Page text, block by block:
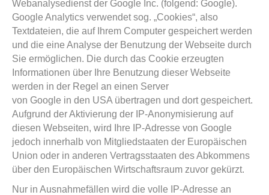
Webanalysedienst der Google Inc. (folgend: Google).
Google Analytics verwendet sog. „Cookies“, also
Textdateien, die auf Ihrem Computer gespeichert werden
und die eine Analyse der Benutzung der Webseite durch
Sie ermöglichen. Die durch das Cookie erzeugten
Informationen über Ihre Benutzung dieser Webseite
werden in der Regel an einen Server
von Google in den USA übertragen und dort gespeichert.
Aufgrund der Aktivierung der IP-Anonymisierung auf
diesen Webseiten, wird Ihre IP-Adresse von Google
jedoch innerhalb von Mitgliedstaaten der Europäischen
Union oder in anderen Vertragsstaaten des Abkommens
über den Europäischen Wirtschaftsraum zuvor gekürzt.
Nur in Ausnahmefällen wird die volle IP-Adresse an